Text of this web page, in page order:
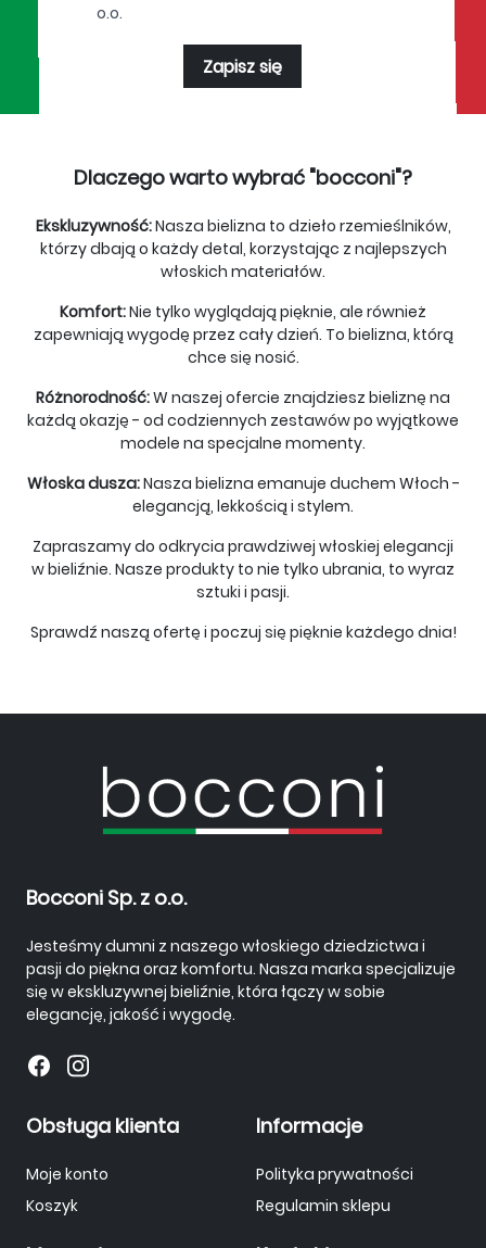
o.o.
Zapisz się
Dlaczego warto wybrać "bocconi"?
Ekskluzywność:Nasza bielizna to dzieło rzemieślników,
którzy dbają o każdy detal, korzystając z najlepszych
włoskich materiałów.
Komfort:Nie tylko wyglądają pięknie, ale również
zapewniają wygodę przez cały dzień. To bielizna, którą
chce się nosić.
Różnorodność:W naszej ofercie znajdziesz bieliznę na
każdą okazję - od codziennych zestawów po wyjątkowe
modele na specjalne momenty.
Włoska dusza:Nasza bielizna emanuje duchem Włoch -
elegancją, lekkością i stylem.
Zapraszamy do odkrycia prawdziwej włoskiej elegancji
w bieliźnie. Nasze produkty to nie tylko ubrania, to wyraz
sztuki i pasji.
Sprawdź naszą ofertę i poczuj się pięknie każdego dnia!
Bocconi Sp. z o.o.
Jesteśmy dumni z naszego włoskiego dziedzictwa i
pasji do piękna oraz komfortu. Nasza marka specjalizuje
się w ekskluzywnej bieliźnie, która łączy w sobie
elegancję, jakość i wygodę.
Obsługa klienta
Moje konto
Koszyk
Informacje
Polityka prywatności
Regulamin sklepu